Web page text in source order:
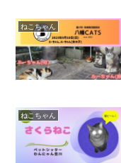
ねこちゃん
ねこちゃん